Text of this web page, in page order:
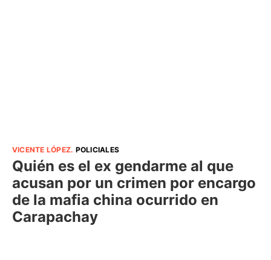
VICENTE LÓPEZ. POLICIALES
Quién es el ex gendarme al que
acusan por un crimen por encargo
de la mafia china ocurrido en
Carapachay